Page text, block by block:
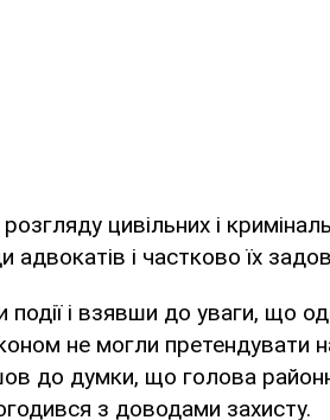
цивільних і
адвокатів і частково їх
і взявши до уваги, що
не могли претендувати
до думки, що голова
з доводами захисту.